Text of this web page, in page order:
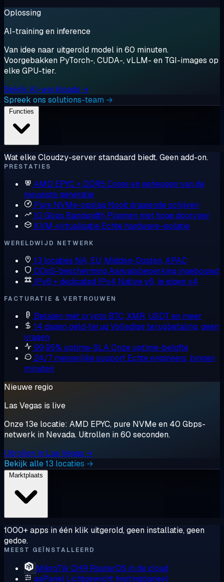
Oplossing
AI-training en inference
Van idee naar uitgerold model in 60 minuten.
Voorgebakken PyTorch-, CUDA-, vLLM- en TGI-images op
elke GPU-tier.
Bekijk AI-workloads →
Spreek ons solutions-team →
Wat elke Cloudzy-server standaard biedt. Geen add-on.
PRESTATIES
AMD EPYC + DDR5 Cores en geheugen van de
nieuwste generatie
Pure NVMe-opslag Nooit draaiende schijven
10 Gbps Bandwidth Plannen met hoge doorvoer
KVM-virtualisatie Echte hardware-isolatie
WERELDWIJD NETWERK
13 locaties NA, EU, Midden-Oosten, APAC
DDoS-bescherming Aanvalsbeperking ingebouwd
IPv6 + dedicated IPv4 Native v6, je eigen v4
FACTURATIE & VERTROUWEN
Betalen met crypto BTC, XMR, USDT en meer
14 dagen geld-terug Volledige terugbetaling, geen
vragen
99,95% uptime-SLAOnze uptime-belofte
24/7 menselijke support Echte engineers, binnen
minuten
Nieuwe regio
Las Vegas is live
Onze 13e locatie: AMD EPYC, pure NVMe en 40 Gbps-
netwerk in Nevada. Uitrollen in 60 seconden.
Uitrollen in Las Vegas →
Bekijk alle 13 locaties →
1000+ apps in één klik uitgerold, geen installatie, geen
gedoe.
MEEST GEÏNSTALLEERD
MikroTik CHR RouterOS in de cloud
aaPanel Lichtgewicht hostingpaneel